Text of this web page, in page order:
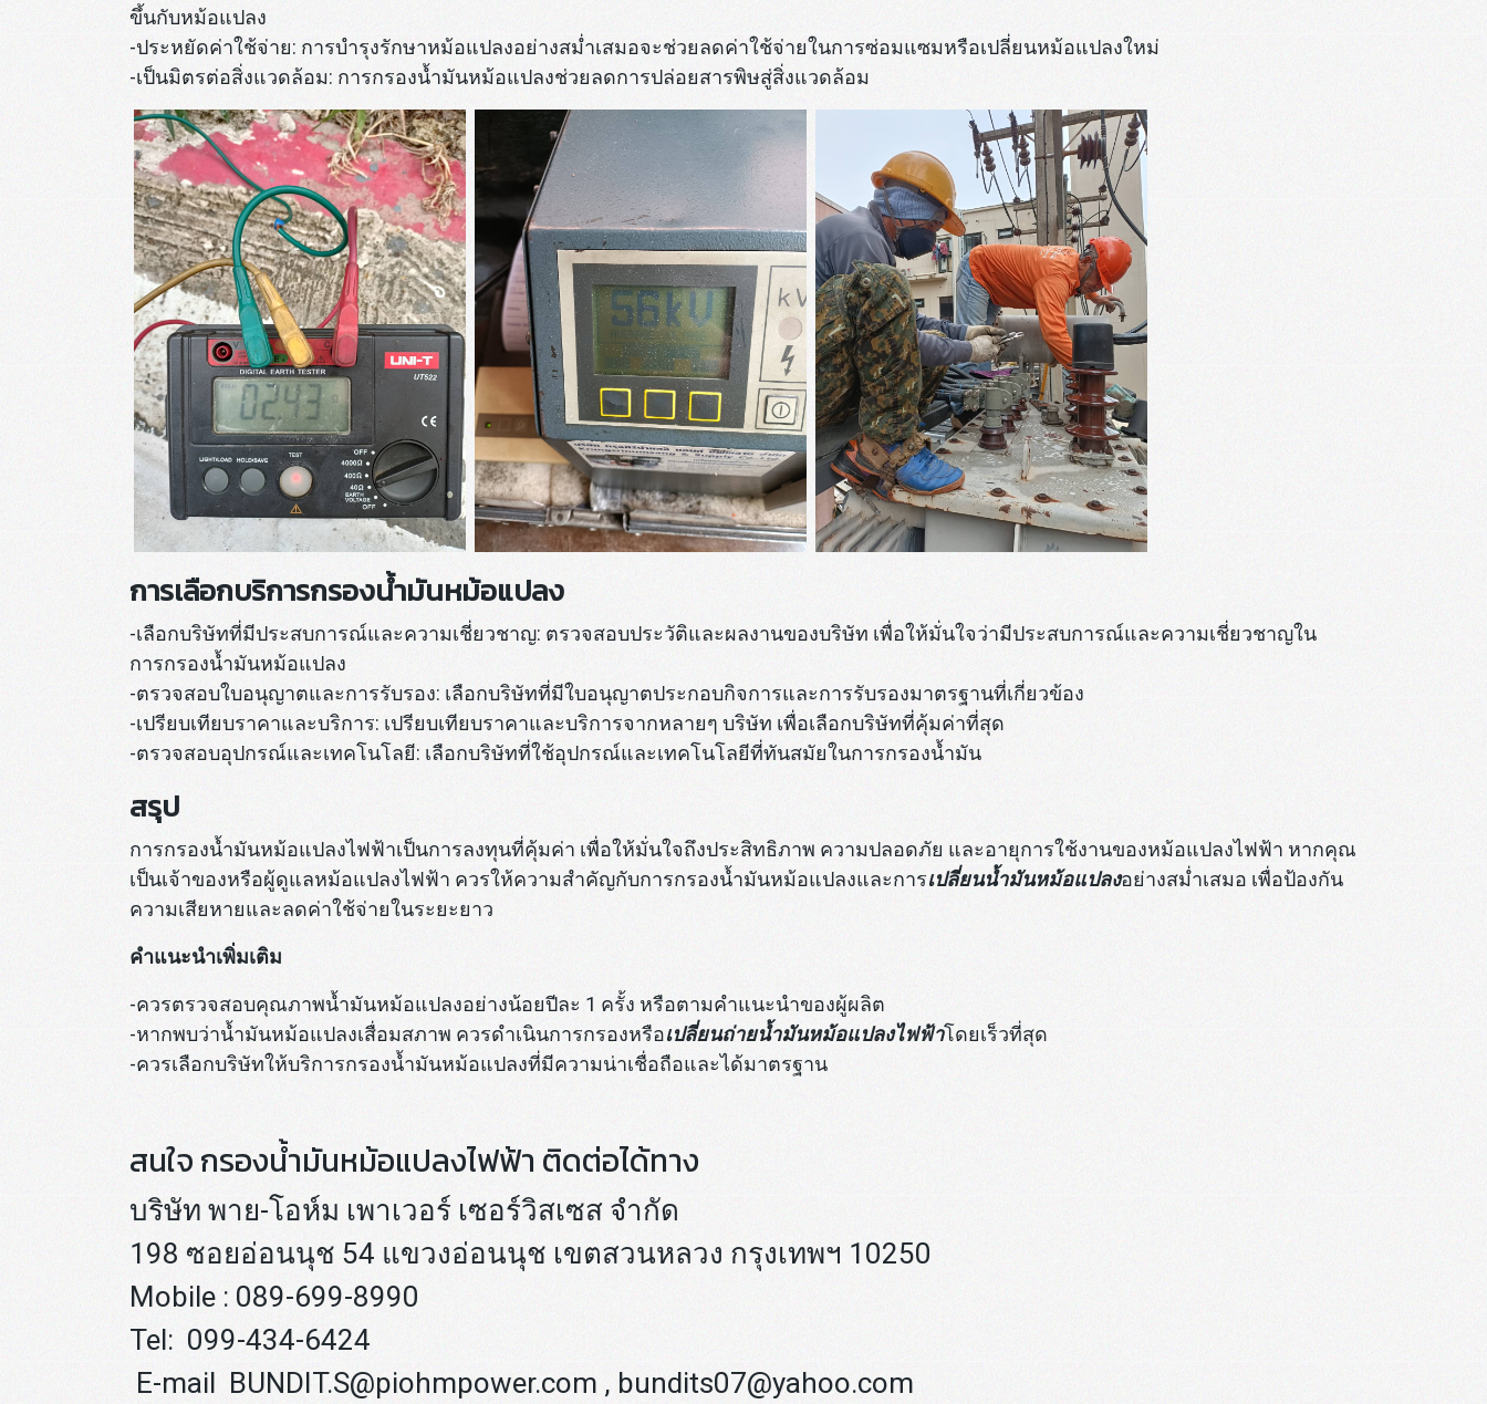
ขึ้นกับหม้อแปลง
-ประหยัดค่าใช้จ่าย: การบำรุงรักษาหม้อแปลงอย่างสม่ำเสมอจะช่วยลดค่าใช้จ่ายในการซ่อมแซมหรือเปลี่ยนหม้อแปลงใหม่
-เป็นมิตรต่อสิ่งแวดล้อม: การกรองน้ำมันหม้อแปลงช่วยลดการปล่อยสารพิษสู่สิ่งแวดล้อม
การเลือกบริการกรองน้ำมันหม้อแปลง
-เลือกบริษัทที่มีประสบการณ์และความเชี่ยวชาญ: ตรวจสอบประวัติและผลงานของบริษัท เพื่อให้มั่นใจว่ามีประสบการณ์และความเชี่ยวชาญใน
การกรองน้ำมันหม้อแปลง
-ตรวจสอบใบอนุญาตและการรับรอง: เลือกบริษัทที่มีใบอนุญาตประกอบกิจการและการรับรองมาตรฐานที่เกี่ยวข้อง
-เปรียบเทียบราคาและบริการ: เปรียบเทียบราคาและบริการจากหลายๆ บริษัท เพื่อเลือกบริษัทที่คุ้มค่าที่สุด
-ตรวจสอบอุปกรณ์และเทคโนโลยี: เลือกบริษัทที่ใช้อุปกรณ์และเทคโนโลยีที่ทันสมัยในการกรองน้ำมัน
สรุป
การกรองน้ำมันหม้อแปลงไฟฟ้าเป็นการลงทุนที่คุ้มค่า เพื่อให้มั่นใจถึงประสิทธิภาพ ความปลอดภัย และอายุการใช้งานของหม้อแปลงไฟฟ้า หากคุณ
เป็นเจ้าของหรือผู้ดูแลหม้อแปลงไฟฟ้า ควรให้ความสำคัญกับการกรองน้ำมันหม้อแปลงและการเปลี่ยนน้ำมันหม้อแปลงอย่างสม่ำเสมอ เพื่อป้องกัน
ความเสียหายและลดค่าใช้จ่ายในระยะยาว
คำแนะนำเพิ่มเติม
-ควรตรวจสอบคุณภาพน้ำมันหม้อแปลงอย่างน้อยปีละ 1 ครั้ง หรือตามคำแนะนำของผู้ผลิต
-หากพบว่าน้ำมันหม้อแปลงเสื่อมสภาพ ควรดำเนินการกรองหรือเปลี่ยนถ่ายน้ำมันหม้อแปลงไฟฟ้าโดยเร็วที่สุด
-ควรเลือกบริษัทให้บริการกรองน้ำมันหม้อแปลงที่มีความน่าเชื่อถือและได้มาตรฐาน
สนใจ กรองน้ำมันหม้อแปลงไฟฟ้า ติดต่อได้ทาง
บริษัท พาย-โอห์ม เพาเวอร์ เซอร์วิสเซส จำกัด
198 ซอยอ่อนนุช 54 แขวงอ่อนนุช เขตสวนหลวง กรุงเทพฯ 10250
Mobile : 089-699-8990
Tel: 099-434-6424
E-mail BUNDIT.S@piohmpower.com , bundits07@yahoo.com